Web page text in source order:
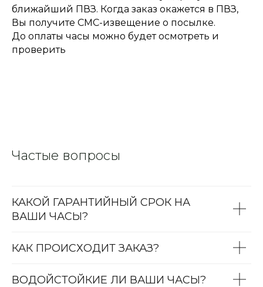
ближайший ПВЗ. Когда заказ окажется в ПВЗ,
Вы получите СМС-извещение о посылке.
До оплаты часы можно будет осмотреть и
проверить
Частые вопросы
КАКОЙ ГАРАНТИЙНЫЙ СРОК НА
ВАШИ ЧАСЫ?
КАК ПРОИСХОДИТ ЗАКАЗ?
ВОДОЙСТОЙКИЕ ЛИ ВАШИ ЧАСЫ?